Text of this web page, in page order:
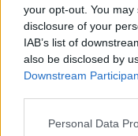
your opt-out. You
disclosure of your
IAB’s list of
also be disclosed by
Downstream
Personal Data
ΔΕΙΤΕ
ΣΤΗΝ ΙΔΙΑ